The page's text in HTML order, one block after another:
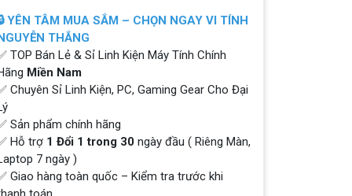
YÊN TÂM MUA SẮM – CHỌN NGAY VI TÍNH
THẮNG
TOP Bán Lẻ & Sỉ Linh Kiện Máy Tính Chính
Miền Nam
Chuyên Sỉ Linh Kiện, PC, Gaming Gear Cho Đại
Sản phẩm chính hãng
Hỗ trợ 1 Đổi 1 trong 30 ngày đầu ( Riêng Màn,
7 ngày )
Giao hàng toàn quốc – Kiểm tra trước khi